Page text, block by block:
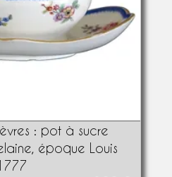
: pot à sucre
époque Louis